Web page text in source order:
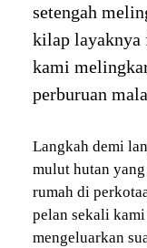
setengah
kilap layaknya
kami
perburuan
Langkah demi
mulut hutan
rumah di
pelan sekali
mengeluarkan